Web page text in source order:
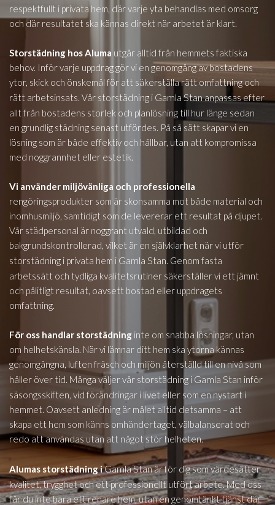
respektfullt i privata hem, där varje yta behandlas med omsorg
och där resultatet ska kännas direkt när arbetet är klart.
Storstädning hos Aluma utgår alltid från hemmets faktiska
behov. Inför varje uppdrag gör vi en genomgång av bostadens
ytor, skick och önskemål för att säkerställa rätt omfattning och
rätt arbetsinsats. Vår storstädning i Gamla Stananpassas efter
allt från bostadens storlek och planlösning till hur länge sedan
en grundlig städning senast utfördes. På så sätt skapar vi en
lösning som är både effektiv och hållbar, utan att kompromissa
med noggrannhet eller estetik.
Vi använder miljövänliga och professionella
rengöringsprodukter som är skonsamma mot både material och
inomhusmiljö, samtidigt som de levererar ett resultat på djupet.
Vår städpersonal är noggrant utvald, utbildad och
bakgrundskontrollerad, vilket är en självklarhet när vi utför
storstädning i privata hem i Gamla Stan . Genom fasta
arbetssätt och tydliga kvalitetsrutiner säkerställer vi ett jämnt
och pålitligt resultat, oavsett bostad eller uppdragets
omfattning.
För oss handlar storstädning inte om snabba lösningar, utan
om helhetskänsla. När vi lämnar ditt hem ska ytorna kännas
genomgångna, luften fräsch och miljön återställd till en nivå som
håller över tid. Många väljer vår storstädning i Gamla Stan inför
säsongsskiften, vid förändringar i livet eller som en nystart i
hemmet. Oavsett anledning är målet alltid detsamma – att
skapa ett hem som känns omhändertaget, välbalanserat och
redo att användas utan att något stör helheten.
Alumas storstädning iGamla Stanär för dig som värdesätter
kvalitet, trygghet och ett professionellt utfört arbete. Med oss
får du inte bara ett renare hem, utan en genomtänkt tjänst där